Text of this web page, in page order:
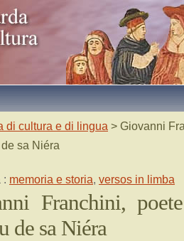
di cultura e di lingua > Giovanni
sa Niéra
: memoria e storia, versos in limba
Franchini,
de sa Niéra